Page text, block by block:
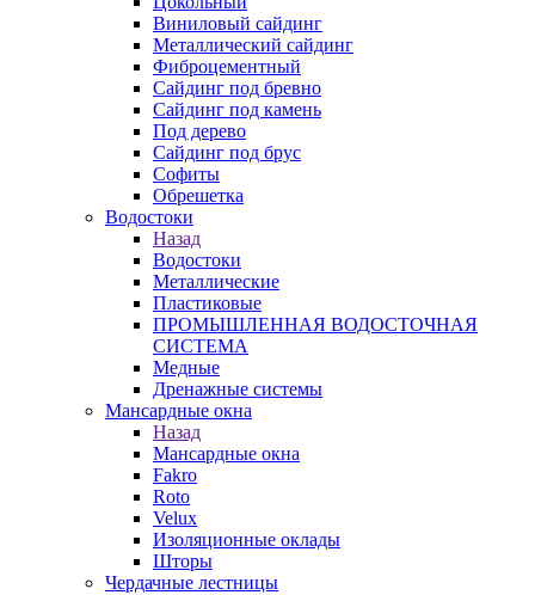
Виниловый сайдинг
Металлический сайдинг
Фиброцементный
Сайдинг под бревно
Сайдинг под камень
Под дерево
Сайдинг под брус
Софиты
Обрешетка
Водостоки
Назад
Водостоки
Металлические
Пластиковые
ПРОМЫШЛЕННАЯ ВОДОСТОЧНАЯ
СИСТЕМА
Медные
Дренажные системы
Мансардные окна
Назад
Мансардные окна
Fakro
Roto
Velux
Изоляционные оклады
Шторы
Чердачные лестницы